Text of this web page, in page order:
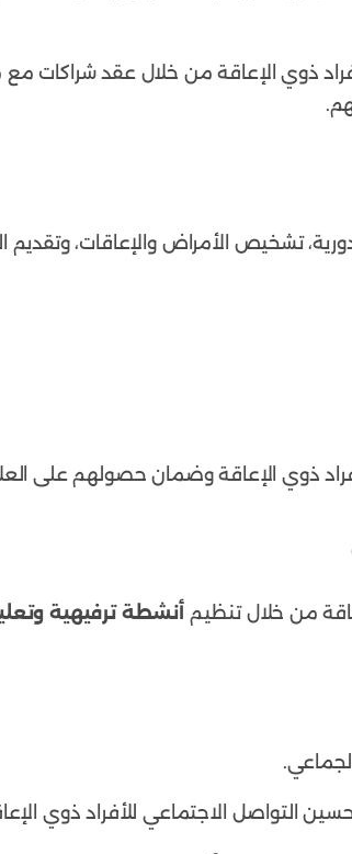
ذوي الإعاقة من خلال عقد شراكات
تشخيص الأمراض والإعاقات، وتقديم
ذوي الإعاقة وضمان حصولهم على
من خلال تنظيم أنشطة ترفيهية
التواصل الاجتماعي للأفراد ذوي